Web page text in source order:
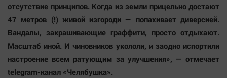
отсутствие принципов. Когда из земли прицельно достают
47 метров (!) живой изгороди — попахивает диверсией.
Вандалы, закрашивающие граффити, просто отдыхают.
Масштаб иной. И чиновников укололи, и заодно испортили
настроение всем ратующим за улучшения», — отмечает
telegram-канал «Челябушка».